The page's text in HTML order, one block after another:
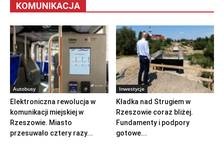
KOMUNIKACJA
Autobusy
Elektroniczna rewolucja w
komunikacji miejskiej w
Rzeszowie. Miasto
przesuwało cztery razy...
Inwestycje
Kładka nad Strugiem w
Rzeszowie coraz bliżej.
Fundamenty i podpory
gotowe...